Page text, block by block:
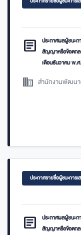
article
ประกาศผลผู้ชนะก
สัญญาหรือข้อตกล
เดือนธันวาคม พ.
domain สำนักงานพัฒนา
ประกาศรายชื่อผู้ชนะการ
article
ประกาศผลผู้ชนะก
สัญญาหรือข้อตกล